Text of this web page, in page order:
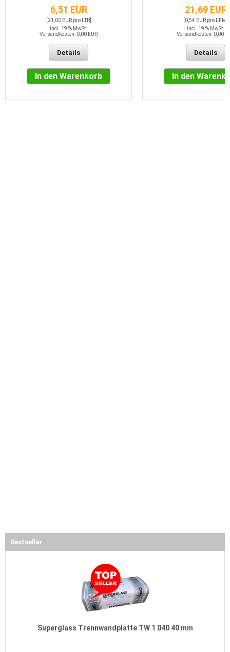
6,51 EUR
[21,00 EUR pro LTR]
incl. 19 % MwSt.
Versandkosten: 0,00 EUR
Details
In den Warenkorb
21,69 EUR
[0,54 EUR pro LFM]
incl. 19 % MwSt.
Versandkosten: 0,00
Details
In den
Bestseller
Superglass Trennwandplatte TW 1 040 40 mm